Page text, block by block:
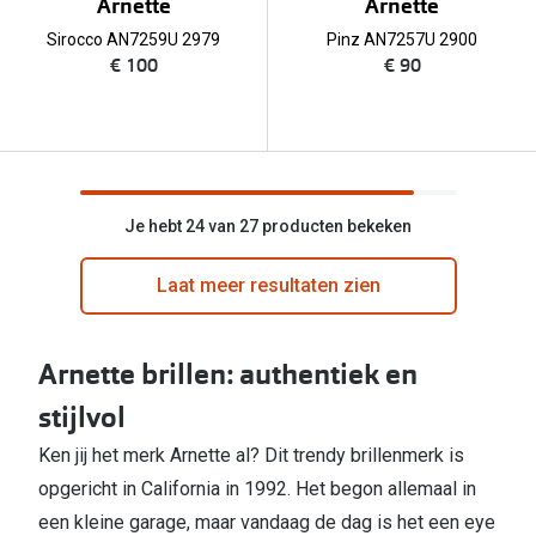
Sirocco AN7259U 2979
€ 100
Arnette
Pinz AN7257U 2900
€ 90
Je hebt 24 van 27 producten bekeken
Laat meer resultaten zien
Arnette brillen: authentiek en
stijlvol
Ken jij het merk Arnette al? Dit trendy brillenmerk is
opgericht in California in 1992. Het begon allemaal in
een kleine garage, maar vandaag de dag is het een eye